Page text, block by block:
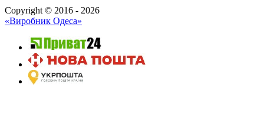
Copyright © 2016 - 2026
«Виробник Одеса»